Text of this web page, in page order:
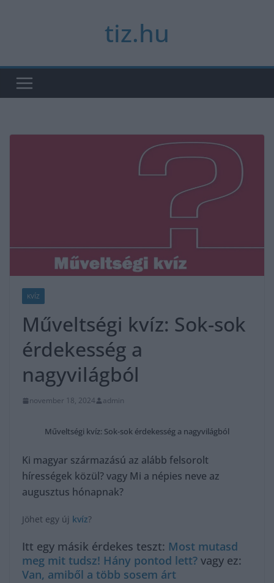
tiz.hu
KVÍZ
Műveltségi kvíz: Sok-sok
érdekesség a
nagyvilágból
november 18, 2024 admin
Műveltségi kvíz: Sok-sok érdekesség a nagyvilágból
Ki magyar származású az alább felsorolt
hírességek közül? vagy Mi a népies neve az
augusztus hónapnak?
Jöhet egy új kvíz?
Itt egy másik érdekes teszt: Most mutasd
meg mit tudsz! Hány pontod lett? vagy ez:
Van, amiből a több sosem árt